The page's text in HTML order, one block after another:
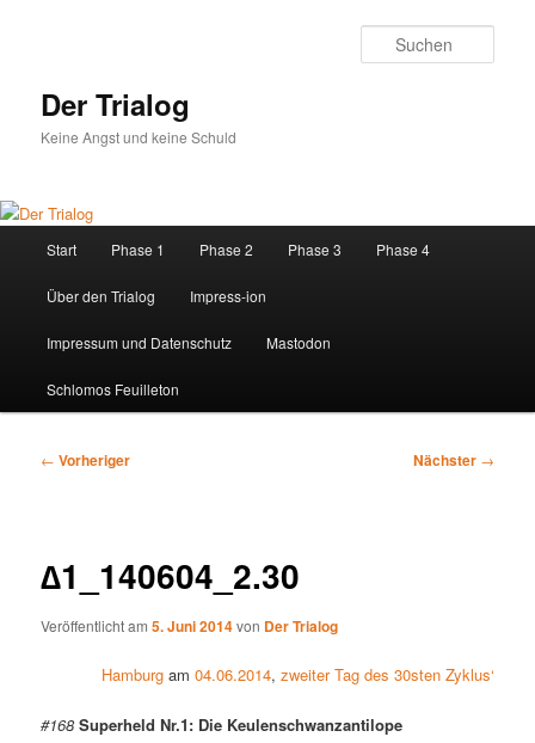
Der Trialog
Keine Angst und keine Schuld
Start Phase 1 Phase 2 Phase 3 Phase 4
Über den Trialog Impress-ion
Impressum und Datenschutz Mastodon
Schlomos Feuilleton
Beitragsnavigation
← Vorheriger Nächster →
∆1_140604_2.30
Veröffentlicht am5. Juni 2014von Der Trialog
Hamburgam 04.06.2014, zweiter Tag des 30sten Zyklus‘
#168 Superheld Nr.1: Die Keulenschwanzantilope